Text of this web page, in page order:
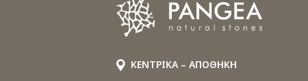
ΚΕΝΤΡΙΚΑ – ΑΠΟΘΗΚΗ